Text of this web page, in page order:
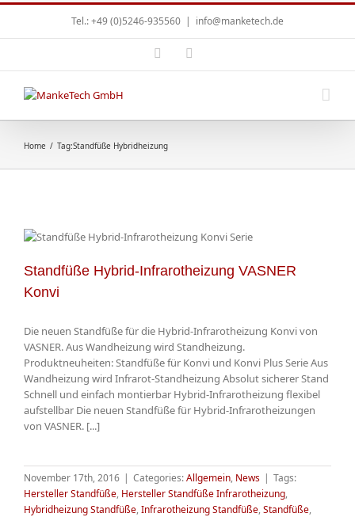
Tel.: +49 (0)5246-935560 | info@manketech.de
Home / Tag:Standfüße Hybridheizung
Standfüße Hybrid-Infrarotheizung VASNER
Konvi
Die neuen Standfüße für die Hybrid-Infrarotheizung Konvi von
VASNER. Aus Wandheizung wird Standheizung.
Produktneuheiten: Standfüße für Konvi und Konvi Plus Serie Aus
Wandheizung wird Infrarot-Standheizung Absolut sicherer Stand
Schnell und einfach montierbar Hybrid-Infrarotheizung flexibel
aufstellbar Die neuen Standfüße für Hybrid-Infrarotheizungen
von VASNER. [...]
November 17th, 2016 | Categories:Allgemein, News | Tags:
Hersteller Standfüße, Hersteller Standfüße Infrarotheizung,
Hybridheizung Standfüße,Infrarotheizung Standfüße,Standfüße,